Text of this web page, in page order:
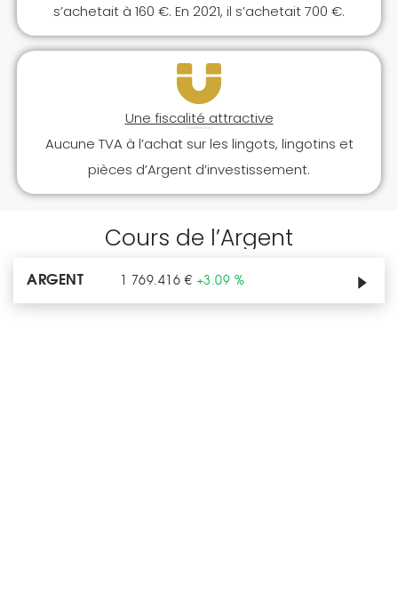
s’achetait à 160 €. En 2021, il s’achetait 700 €.
Une fiscalité attractive
Aucune TVA à l’achat sur les lingots, lingotins et
pièces d’Argent d’investissement.
Cours de l’Argent